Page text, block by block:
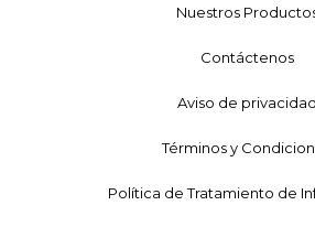
Nuestros
Contáctenos
Aviso de privacidad
Términos y
Política de Tratamiento de